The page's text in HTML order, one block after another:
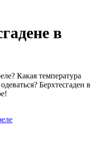
в
Какая температура
Берхтесгаден в